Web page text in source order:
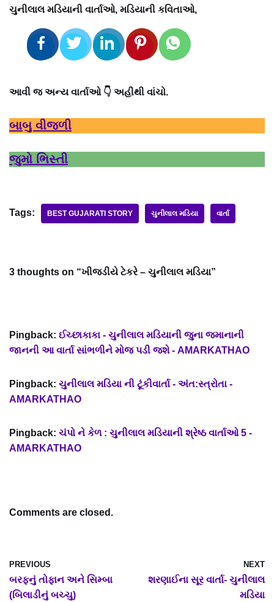
ચુનીલાલ મડિયાની વાર્તાઓ, મડિયાની કવિતાઓ,
આવી જ અન્ય વાર્તાઓ 👇 અહીથી વાંચો.
બાબુ વીજળી
જુમો ભિસ્તી
Tags: BEST GUJARATI STORY ચુનીલાલ મડિયા વાર્તા
3 thoughts on “ખીજડીયે ટેકરે – ચુનીલાલ મડિયા”
Pingback: ઈચ્છાકાકા - ચુનીલાલ મડિયાની જુના જમાનાની
જાનની આ વાર્તા સાંભળીને મોજ પડી જશે - AMARKATHAO
Pingback: ચુનીલાલ મડિયા ની ટૂંકીવાર્તા - અંત:સ્ત્રોતા -
AMARKATHAO
Pingback: ચંપો ને કેળ : ચુનીલાલ મડિયાની શ્રેષ્ઠ વાર્તાઓ 5 -
AMARKATHAO
Comments are closed.
PREVIOUS
બરફનું તોફાન અને સિમ્બા
(બિલાડીનું બચ્ચુ)
NEXT
શરણાઈના સૂર વાર્તા- ચુનીલાલ
મડિયા